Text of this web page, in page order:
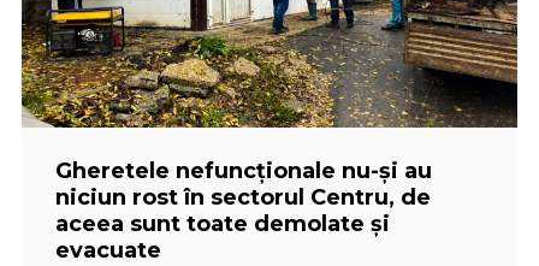
Gheretele nefuncționale nu-și au
niciun rost în sectorul Centru, de
aceea sunt toate demolate și
evacuate